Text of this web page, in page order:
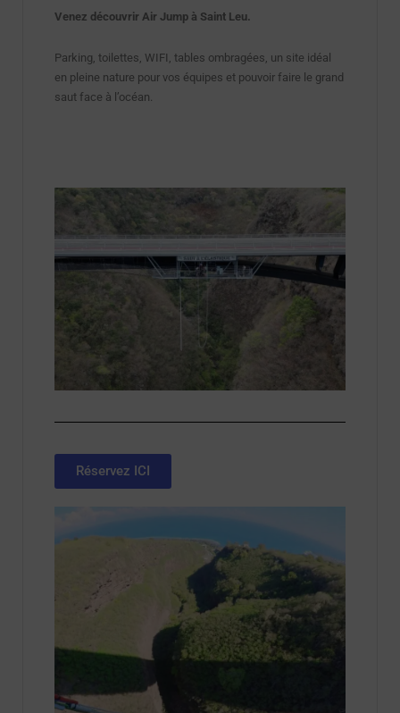
Venez découvrir Air Jump à Saint Leu.
Parking, toilettes, WIFI, tables ombragées, un site idéal
en pleine nature pour vos équipes et pouvoir faire le grand
saut face à l’océan.
Réservez ICI